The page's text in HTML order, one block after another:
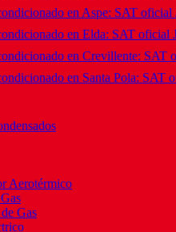
en Aspe: SAT
en Elda: SAT oficial
en Crevillente: SAT
en Santa Pola: SAT
Aerotérmico
Gas